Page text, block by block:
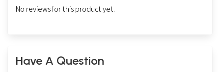
No reviews for this product yet.
Have A Question